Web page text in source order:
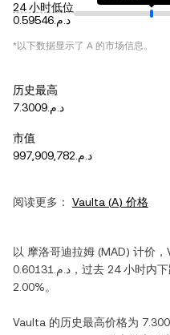
24 小时低位
د.م.0.59546
*以下数据显示了 A 的市场信息。
历史最高
د.م.7.3009
市值
د.م.997,909,782
阅读更多： Vaulta (A) 价格
以 摩洛哥迪拉姆 (MAD) 计价，
د.م.0.60131 ，过去 24 小时内
2.00%。
Vaulta 的历史最高价格为